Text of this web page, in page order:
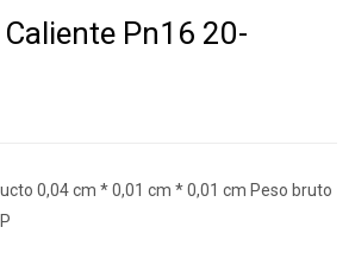
Pn16 20-
0,04 cm * 0,01 cm * 0,01 cm Peso bruto